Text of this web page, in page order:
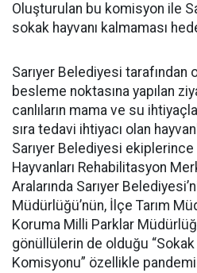
Oluşturulan bu komisyon ile
sokak hayvanı kalmaması
Sarıyer Belediyesi tarafından
besleme noktasına yapılan
canlıların mama ve su
sıra tedavi ihtiyacı olan
Sarıyer Belediyesi
Hayvanları Rehabilitasyon
Aralarında Sarıyer
Müdürlüğü’nün, İlçe Tarım
Koruma Milli Parklar
gönüllülerin de olduğu “Sokak
Komisyonu” özellikle